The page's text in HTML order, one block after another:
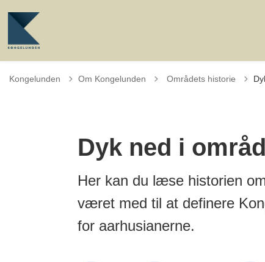
Kongelunden Om Kongelunden Tilbage til
Områdets historie
Dyk ned i
Her kan du læse historien
været med til at definere
for aarhusianerne.